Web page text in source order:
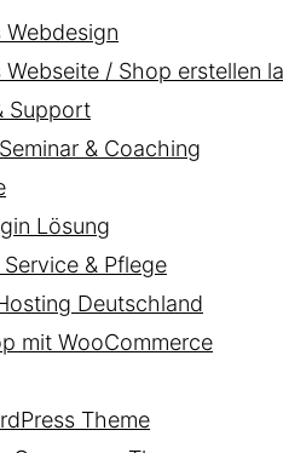
Webdesign
Webseite / Shop erstellen
Support
& Coaching
Lösung
& Pflege
Deutschland
mit WooCommerce
Theme